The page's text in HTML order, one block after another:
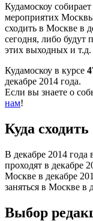
Кудамоскоу
мероприятих
сходить в Москве в
сегодня, либо будут
этих выходных и т.д.
Кудамоскоу в курсе
декабре 2014 года.
Если вы знаете о
нам!
Куда сходить
В декабре 2014
проходят в декабре
Москве в декабре
заняться в Москве в
Выбор